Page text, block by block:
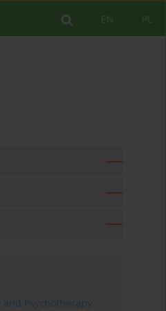
PL
EN
Psychotherapy